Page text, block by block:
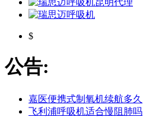
$
公告:
嘉医便携式制氧机续航多久
飞利浦呼吸机适合慢阻肺吗